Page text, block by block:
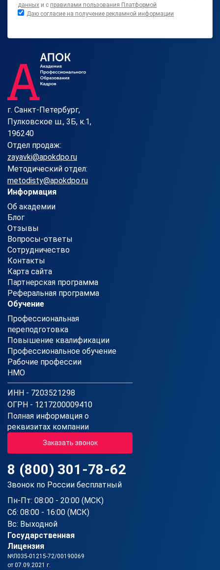
данных и с правилами пользования Платформой
Даю согласие на получение рекламной информации
г. Санкт-Петербург,
Пулковское ш., 3Б, к.1,
196240
Отдел продаж:
zayavki@apokdpo.ru
Методический отдел:
metodisty@apokdpo.ru
Информация
Об академии
Блог
Отзывы
Вопросы-ответы
Сотрудничество
Контакты
Карта сайта
Партнерская программа
Реферальная программа
Обучение
Профессиональная
переподготовка
Повышение квалификации
Профессиональное обучение
Рабочие профессии
НМО
ИНН - 7203521298
ОГРН - 1217200009410
Полная информация о
реквизитах компании
Заказать звонок
8 (800) 301-78-62
Звонок по России бесплатный
Пн-Пт: 08:00 - 20:00 (МСК)
Сб: 08:00 - 16:00 (МСК)
Вс: Выходной
Государственная
Лицензия
№Л035-01215-72/00190069
от 07.09.2021 г.